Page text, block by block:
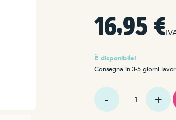
16,95 €
È disponibile!
Consegna in 3-5 giorni
Quantità
Baby
Pelón
Shakira